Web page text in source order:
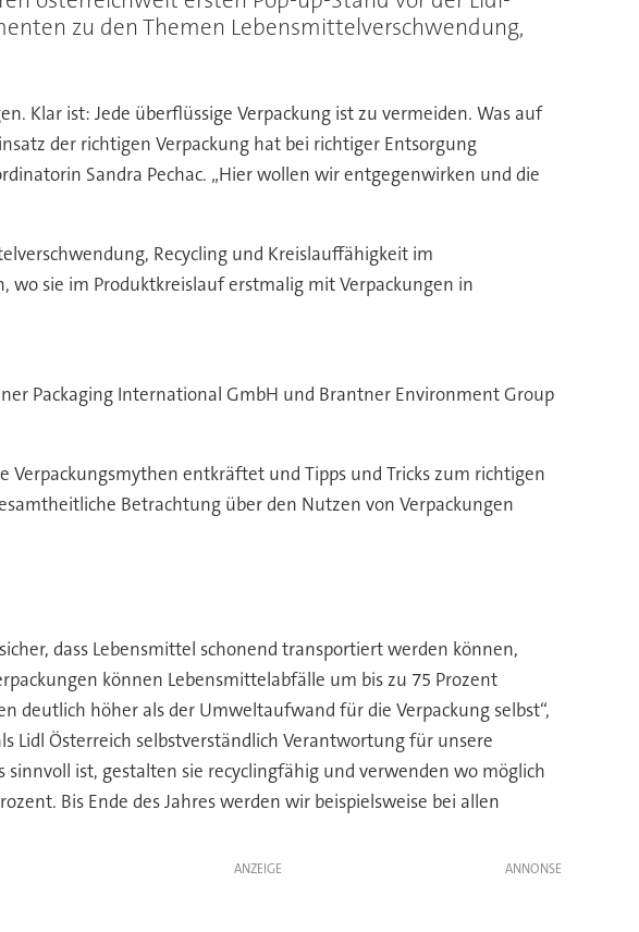
zu den Themen Lebensmittelverschwendung,
Klar ist: Jede überflüssige Verpackung ist zu vermeiden. Was auf
der richtigen Verpackung hat bei richtiger Entsorgung
Sandra Pechac. „Hier wollen wir entgegenwirken und die
Recycling und Kreislauffähigkeit im
sie im Produktkreislauf erstmalig mit Verpackungen in
Packaging International GmbH und Brantner Environment Group
Verpackungsmythen entkräftet und Tipps und Tricks zum richtigen
Betrachtung über den Nutzen von Verpackungen
dass Lebensmittel schonend transportiert werden können,
können Lebensmittelabfälle um bis zu 75 Prozent
höher als der Umweltaufwand für die Verpackung selbst“,
Lidl Österreich selbstverständlich Verantwortung für unsere
ist, gestalten sie recyclingfähig und verwenden wo möglich
Bis Ende des Jahres werden wir beispielsweise bei allen
ANZEIGE